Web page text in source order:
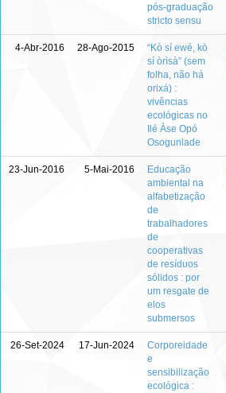
pós-graduação
stricto sensu
4-Abr-2016 28-Ago-2015
“Kò sí ewé, kò
sí òrìsà” (sem
folha, não há
orixá) :
vivências
ecológicas no
Ilé Àse Opó
Osogunlade
23-Jun-2016 5-Mai-2016
Educação
ambiental na
alfabetização
de
trabalhadores
de
cooperativas
de resíduos
sólidos : por
um resgate de
elos
submersos
26-Set-2024 17-Jun-2024
Corporeidade
e
sensibilização
ecológica :